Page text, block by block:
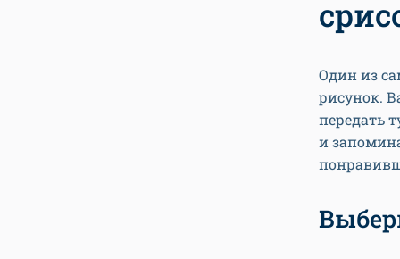
Один из
рисунок.
передать
и